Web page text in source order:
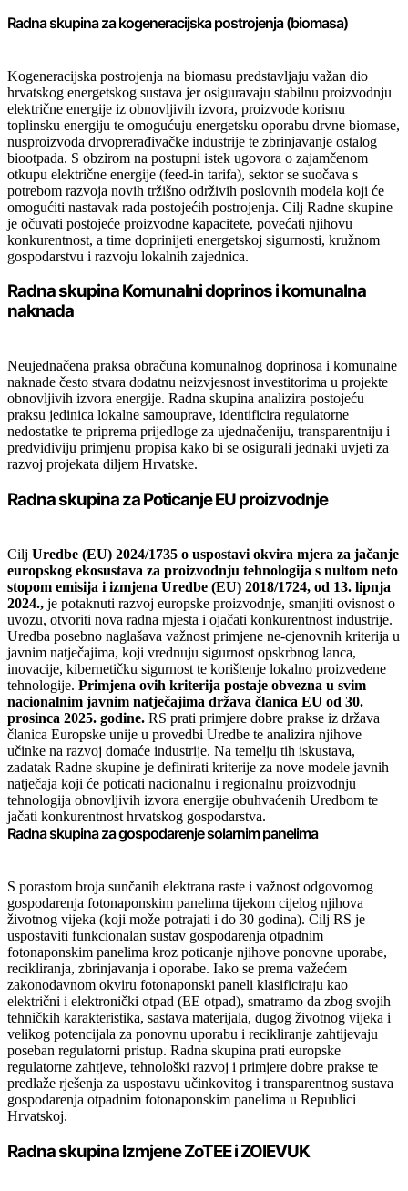
Radna skupina za kogeneracijska postrojenja (biomasa)
Kogeneracijska postrojenja na biomasu predstavljaju važan dio
hrvatskog energetskog sustava jer osiguravaju stabilnu proizvodnju
električne energije iz obnovljivih izvora, proizvode korisnu
toplinsku energiju te omogućuju energetsku oporabu drvne biomase,
nusproizvoda drvoprerađivačke industrije te zbrinjavanje ostalog
biootpada. S obzirom na postupni istek ugovora o zajamčenom
otkupu električne energije (feed-in tarifa), sektor se suočava s
potrebom razvoja novih tržišno održivih poslovnih modela koji će
omogućiti nastavak rada postojećih postrojenja. Cilj Radne skupine
je očuvati postojeće proizvodne kapacitete, povećati njihovu
konkurentnost, a time doprinijeti energetskoj sigurnosti, kružnom
gospodarstvu i razvoju lokalnih zajednica.
Radna skupina Komunalni doprinos i komunalna
naknada
Neujednačena praksa obračuna komunalnog doprinosa i komunalne
naknade često stvara dodatnu neizvjesnost investitorima u projekte
obnovljivih izvora energije. Radna skupina analizira postojeću
praksu jedinica lokalne samouprave, identificira regulatorne
nedostatke te priprema prijedloge za ujednačeniju, transparentniju i
predvidiviju primjenu propisa kako bi se osigurali jednaki uvjeti za
razvoj projekata diljem Hrvatske.
Radna skupina za Poticanje EU proizvodnje
Cilj Uredbe (EU) 2024/1735 o uspostavi okvira mjera za jačanje
europskog ekosustava za proizvodnju tehnologija s nultom neto
stopom emisija i izmjena Uredbe (EU) 2018/1724, od 13. lipnja
2024., je potaknuti razvoj europske proizvodnje, smanjiti ovisnost o
uvozu, otvoriti nova radna mjesta i ojačati konkurentnost industrije.
Uredba posebno naglašava važnost primjene ne-cjenovnih kriterija u
javnim natječajima, koji vrednuju sigurnost opskrbnog lanca,
inovacije, kibernetičku sigurnost te korištenje lokalno proizvedene
tehnologije. Primjena ovih kriterija postaje obvezna u svim
nacionalnim javnim natječajima država članica EU od 30.
prosinca 2025. godine. RS prati primjere dobre prakse iz država
članica Europske unije u provedbi Uredbe te analizira njihove
učinke na razvoj domaće industrije. Na temelju tih iskustava,
zadatak Radne skupine je definirati kriterije za nove modele javnih
natječaja koji će poticati nacionalnu i regionalnu proizvodnju
tehnologija obnovljivih izvora energije obuhvaćenih Uredbom te
jačati konkurentnost hrvatskog gospodarstva.
Radna skupina za gospodarenje solarnim panelima
S porastom broja sunčanih elektrana raste i važnost odgovornog
gospodarenja fotonaponskim panelima tijekom cijelog njihova
životnog vijeka (koji može potrajati i do 30 godina). Cilj RS je
uspostaviti funkcionalan sustav gospodarenja otpadnim
fotonaponskim panelima kroz poticanje njihove ponovne uporabe,
recikliranja, zbrinjavanja i oporabe. Iako se prema važećem
zakonodavnom okviru fotonaponski paneli klasificiraju kao
električni i elektronički otpad (EE otpad), smatramo da zbog svojih
tehničkih karakteristika, sastava materijala, dugog životnog vijeka i
velikog potencijala za ponovnu uporabu i recikliranje zahtijevaju
poseban regulatorni pristup. Radna skupina prati europske
regulatorne zahtjeve, tehnološki razvoj i primjere dobre prakse te
predlaže rješenja za uspostavu učinkovitog i transparentnog sustava
gospodarenja otpadnim fotonaponskim panelima u Republici
Hrvatskoj.
Radna skupina Izmjene ZoTEE i ZOIEVUK